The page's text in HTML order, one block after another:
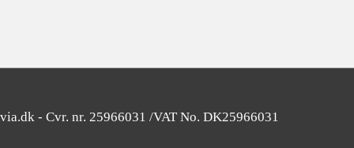
- Cvr. nr. 25966031 /VAT No. DK25966031